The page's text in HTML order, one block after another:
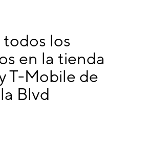
a 7:00 p. m.
a 7:00 p. m.
a 7:00 p. m.
TX 77090
los
en la tienda
T-Mobile de
Blvd